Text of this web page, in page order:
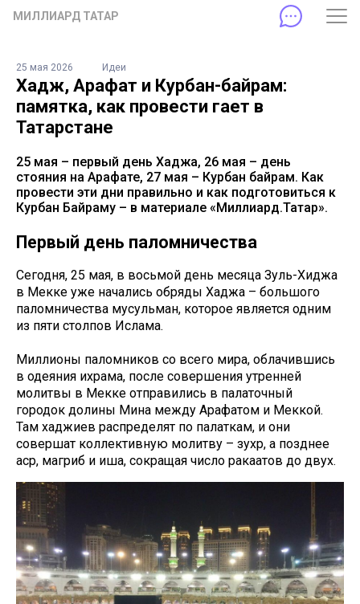
МИЛЛИАРД ТАТАР
25 мая 2026 Идеи
Хадж, Арафат и Курбан-байрам:
памятка, как провести гает в
Татарстане
25 мая – первый день Хаджа, 26 мая – день
стояния на Арафате, 27 мая – Курбан байрам. Как
провести эти дни правильно и как подготовиться к
Курбан Байраму – в материале «Миллиард.Татар».
Первый день паломничества
Сегодня, 25 мая, в восьмой день месяца Зуль-Хиджа
в Мекке уже начались обряды Хаджа – большого
паломничества мусульман, которое является одним
из пяти столпов Ислама.
Миллионы паломников со всего мира, облачившись
в одеяния ихрама, после совершения утренней
молитвы в Мекке отправились в палаточный
городок долины Мина между Арафатом и Меккой.
Там хаджиев распределят по палаткам, и они
совершат коллективную молитву – зухр, а позднее
аср, магриб и иша, сокращая число ракаатов до двух.